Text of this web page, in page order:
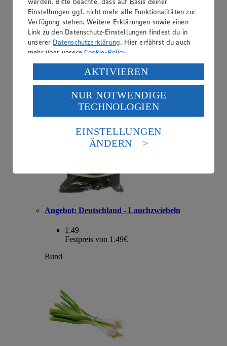
Angebot:Ägypten - Kartoffeln Drillinge
2.22
festkochend, mit Rosmarin, 1,007 kg Schale, (1 kg =
€ 2.20)
Angebot: Deutschland - Lauchzwiebeln
1.49
Festpreis von 1.49€
Bund
Einstellungen ggf. nicht mehr alle Funktionalitäten zur
Verfügung stehen. Weitere Erklärungen sowie einen
Link zu den Datenschutz-Einstellungen findest du in
unserer Datenschutzerklärung. Hier erfährst du auch
mehr über unsereCookie-Policy.
Verarbeitung deiner personenbezogenen Daten in den
USA durch Facebook und YouTube:
Wenn du auf „Aktivieren“ klickst, willigst du im Sinne
des Art. 49 Abs. 1 Satz 1 lit. a) DSGVO ein, dass deine
Daten in den USA verarbeitet werden. Der EuGH sieht
die USA als Land mit einem nach europäischen
Standards nicht angemessenen Datenschutzniveau an.
Es besteht das Risiko eines Zugriffs durch US-
Informationen zum Herausgeber der Seite findest du
Impressum
AKTIVIEREN
NUR NOTWENDIGE
TECHNOLOGIEN
EINSTELLUNGEN
ÄNDERN